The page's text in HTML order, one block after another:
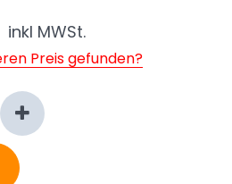
inkl MWSt.
Preis gefunden?